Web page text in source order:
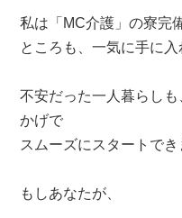
私は「MC介護」の寮完
ところも、一気に手に入
不安だった一人暮らし
かげで
スムーズにスタートでき
もしあなたが、